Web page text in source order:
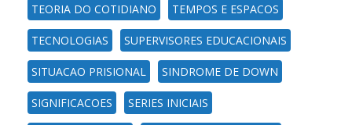
TEORIA DO COTIDIANO TEMPOS E ESPACOS
TECNOLOGIAS SUPERVISORES EDUCACIONAIS
SITUACAO PRISIONAL SINDROME DE DOWN
SIGNIFICACOES SERIES INICIAIS